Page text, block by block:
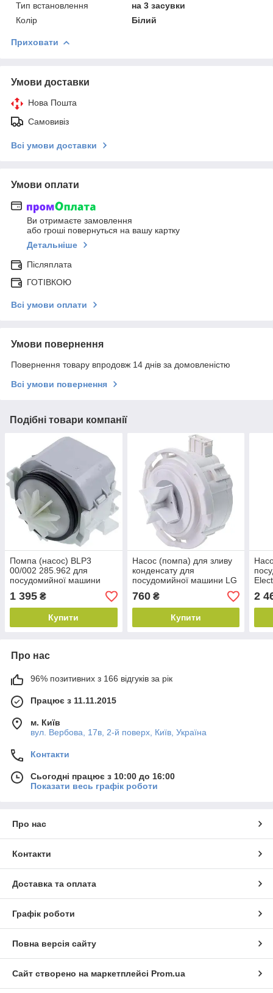
Тип встановлення
на 3 засувки
Колір
Білий
Приховати
Умови доставки
Нова Пошта
Самовивіз
Всі умови доставки
Умови оплати
Ви отримаєте замовлення
або гроші повернуться на вашу картку
Детальніше
Післяплата
ГОТІВКОЮ
Всі умови оплати
Умови повернення
Повернення товару впродовж 14 днів за домовленістю
Всі умови повернення
Подібні товари компанії
Помпа (насос) BLP3
00/002 285.962 для
посудомийної машини
1 395 ₴
Купити
Насос (помпа) для зливу
конденсату для
посудомийної машини LG
760₴
Купити
2
Про нас
96% позитивних з 166 відгуків за рік
Працює з 11.11.2015
м. Київ
вул. Вербова, 17в, 2-й поверх, Київ, Україна
Контакти
Сьогодні працює з 10:00 до 16:00
Показати весь графік роботи
Про нас
Контакти
Доставка та оплата
Графік роботи
Повна версія сайту
Сайт створено на маркетплейсі Prom.ua